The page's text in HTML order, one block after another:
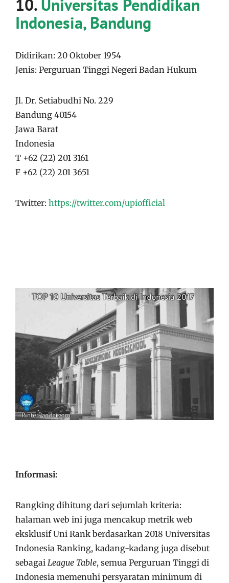
10.Universitas Pendidikan
Indonesia, Bandung
Didirikan: 20 Oktober 1954
Jenis: Perguruan Tinggi Negeri Badan Hukum
Jl. Dr. Setiabudhi No. 229
Bandung 40154
Jawa Barat
Indonesia
T +62 (22) 201 3161
F +62 (22) 201 3651
Twitter: https://twitter.com/upiofficial
Informasi:
Rangking dihitung dari sejumlah kriteria:
halaman web ini juga mencakup metrik web
eksklusif Uni Rank berdasarkan 2018 Universitas
Indonesia Ranking, kadang-kadang juga disebut
sebagai League Table, semua Perguruan Tinggi di
Indonesia memenuhi persyaratan minimum di